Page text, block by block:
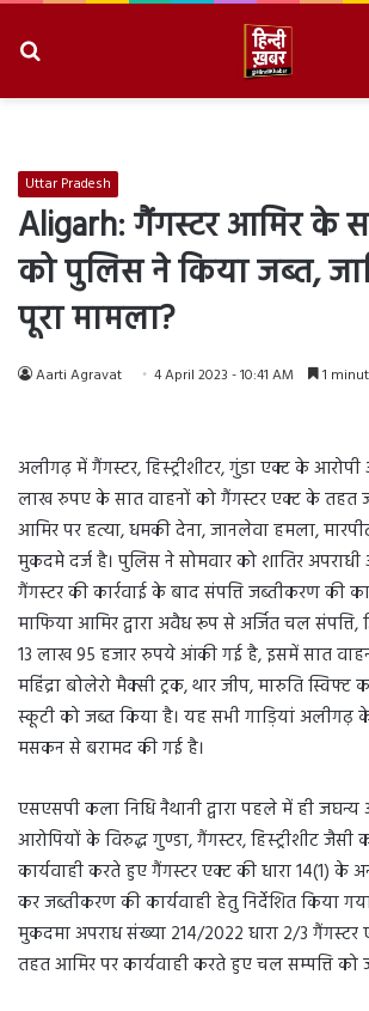
Uttar Pradesh
Aligarh: गैंगस्टर आमिर के
को पुलिस ने किया जब्त,
पूरा मामला?
Aarti Agravat 4 April 2023 - 10:41 AM 1
अलीगढ़ में गैंगस्टर, हिस्ट्रीशीटर, गुंडा एक्ट के
लाख रुपए के सात वाहनों को गैंगस्टर एक्ट के तहत
आमिर पर हत्या, धमकी देना, जानलेवा हमला,
मुकदमे दर्ज है। पुलिस ने सोमवार को शातिर
गैंगस्टर की कार्रवाई के बाद संपत्ति जब्तीकरण की
माफिया आमिर द्वारा अवैध रूप से अर्जित चल
13 लाख 95 हजार रुपये आंकी गई है, इसमें सात
महिंद्रा बोलेरो मैक्सी ट्रक, थार जीप, मारुति स्विफ्ट
स्कूटी को जब्त किया है। यह सभी गाड़ियां अलीगढ़
मसकन से बरामद की गई है।
एसएसपी कला निधि नैथानी द्वारा पहले में ही जघन्य
आरोपियों के विरुद्ध गुण्डा, गैंगस्टर, हिस्ट्रीशीट जैसी
कार्यवाही करते हुए गैंगस्टर एक्ट की धारा 14(1) के
कर जब्तीकरण की कार्यवाही हेतु निर्देशित किया
मुकदमा अपराध संख्या 214/2022 धारा 2/3 गैंगस्टर
तहत आमिर पर कार्यवाही करते हुए चल सम्पत्ति को